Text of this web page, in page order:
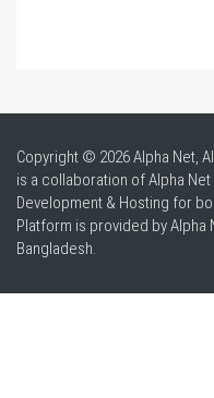
Copyright © 2026 Alpha Net,
is a collaboration of Alpha
Development & Hosting for
Platform is provided by Alpha
Bangladesh.